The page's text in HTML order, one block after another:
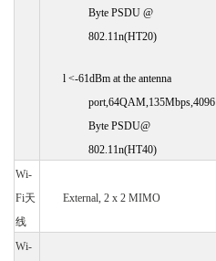
Byte PSDU @
802.11n(HT20)
l<-61dBm at the antenna
port,64QAM,135Mbps,4096
Byte PSDU@
802.11n(HT40)
Wi-
Fi天
线
External, 2 x 2 MIMO
Wi-